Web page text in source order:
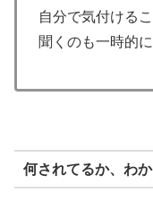
自分で気付ける
聞くのも一時的
何されてるか、わ